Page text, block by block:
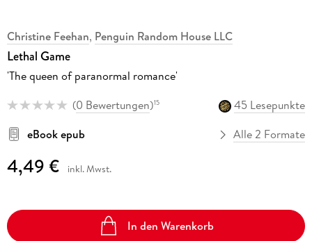
Christine Feehan, Penguin Random House LLC
Lethal Game
'The queen of paranormal romance'
(0 Bewertungen)15
45 Lesepunkte
eBook epub
Alle 2 Formate
4,49 € inkl. Mwst.
In den Warenkorb